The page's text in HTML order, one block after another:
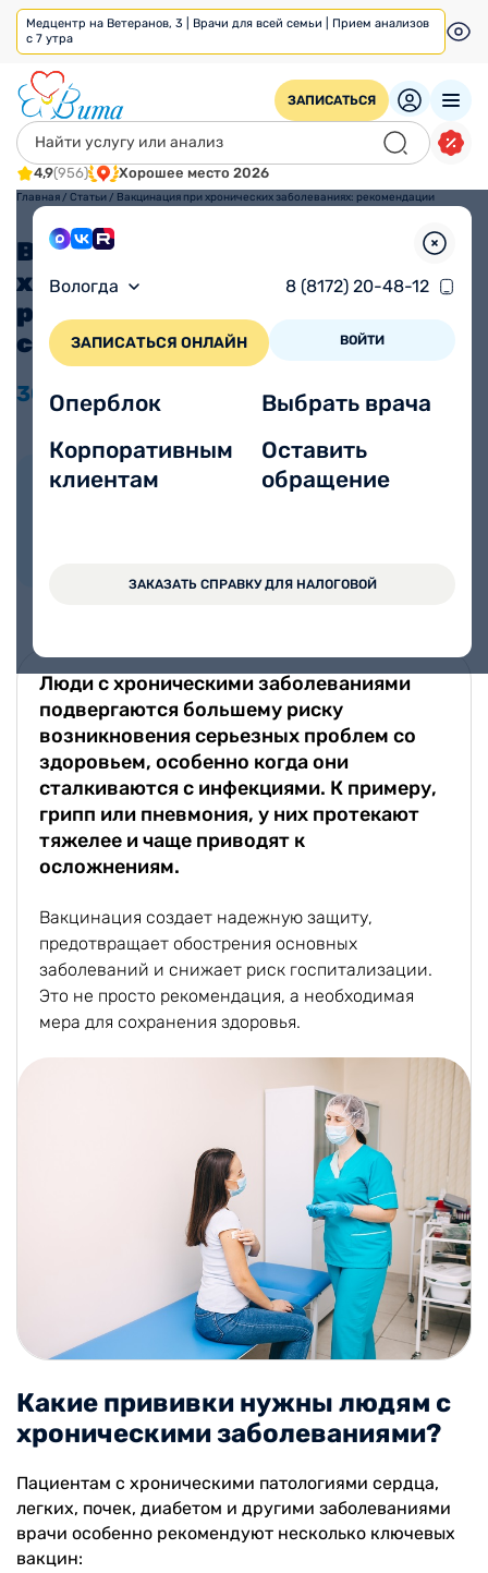
Медцентр на Ветеранов, 3 | Врачи для всей семьи | Прием анализов
с 7 утра
ЗАПИСАТЬСЯ
4,9(956) Хорошее место 2026
Вологда 8 (8172) 20-48-12
ЗАПИСАТЬСЯ ОНЛАЙН ВОЙТИ
Оперблок
Корпоративным
клиентам
Выбрать врача
Оставить
обращение
ЗАКАЗАТЬ СПРАВКУ ДЛЯ НАЛОГОВОЙ
Главная / Статьи / Вакцинация при хронических заболеваниях: рекомендации
Вакцинация при
хронических заболеваниях:
рекомендации
специалистов
30.10
4 минуты
Автор статьи:
Люди с хроническими заболеваниями
подвергаются большему риску
возникновения серьезных проблем со
здоровьем, особенно когда они
сталкиваются с инфекциями. К примеру,
грипп или пневмония, у них протекают
тяжелее и чаще приводят к
осложнениям.
Вакцинация создает надежную защиту,
предотвращает обострения основных
заболеваний и снижает риск госпитализации.
Это не просто рекомендация, а необходимая
мера для сохранения здоровья.
Какие прививки нужны людям с
хроническими заболеваниями?
Пациентам с хроническими патологиями сердца,
легких, почек, диабетом и другими заболеваниями
врачи особенно рекомендуют несколько ключевых
вакцин: